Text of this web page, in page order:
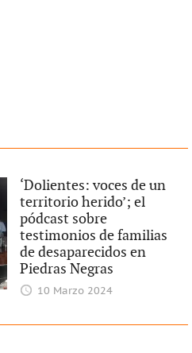
‘Dolientes: voces de un
territorio herido’; el
pódcast sobre
testimonios de familias
de desaparecidos en
Piedras Negras
10 Marzo 2024